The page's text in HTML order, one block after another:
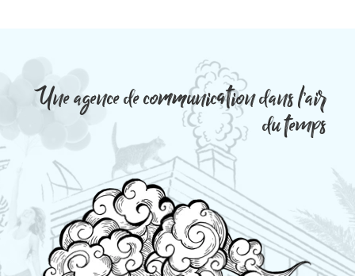
Une agence de communication dans l’air
du temps